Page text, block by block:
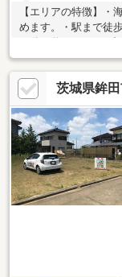
【エリアの特徴】・
めます。・駅まで徒
ー：徒歩約１６分（
ｍ）ご見学希望や質
でもOK。TEL029-
茨城県鉾